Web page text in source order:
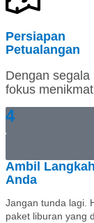
Persiapan
Petualangan
Dengan segala
fokus
4
Ambil
Anda
Jangan tunda lagi.
paket liburan yang